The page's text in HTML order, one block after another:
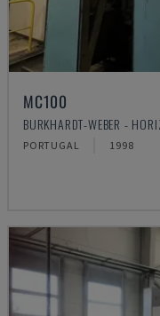
MC100
BURKHARDT-WEBER -
PORTUGAL 1998